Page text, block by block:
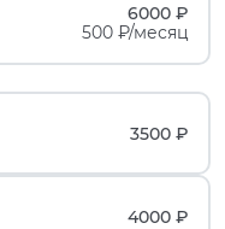
6000 ₽
500 ₽/месяц
3500 ₽
4000 ₽